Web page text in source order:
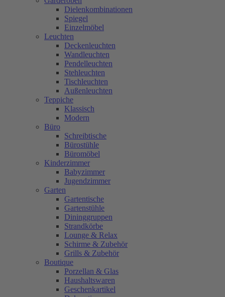
Dielenkombinationen
Spiegel
Einzelmöbel
Leuchten
Deckenleuchten
Wandleuchten
Pendelleuchten
Stehleuchten
Tischleuchten
Außenleuchten
Teppiche
Klassisch
Modern
Büro
Schreibtische
Bürostühle
Büromöbel
Kinderzimmer
Babyzimmer
Jugendzimmer
Garten
Gartentische
Gartenstühle
Dininggruppen
Strandkörbe
Lounge & Relax
Schirme & Zubehör
Grills & Zubehör
Boutique
Porzellan & Glas
Haushaltswaren
Geschenkartikel